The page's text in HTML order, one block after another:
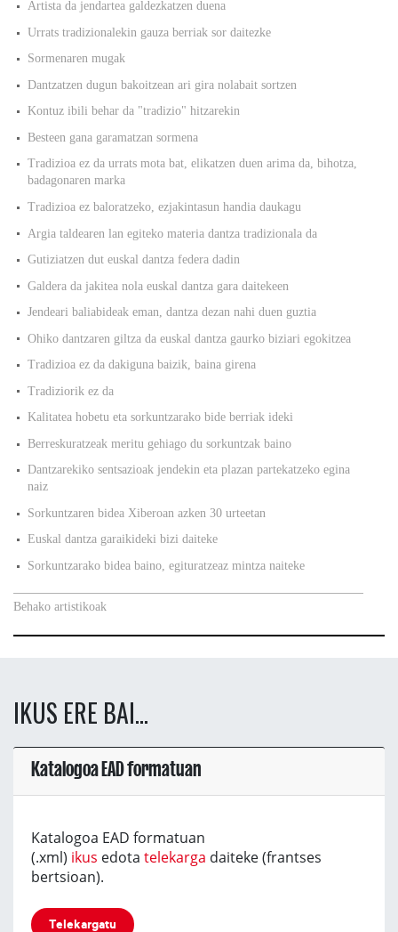
Artista da jendartea galdezkatzen duena
Urrats tradizionalekin gauza berriak sor daitezke
Sormenaren mugak
Dantzatzen dugun bakoitzean ari gira nolabait sortzen
Kontuz ibili behar da "tradizio" hitzarekin
Besteen gana garamatzan sormena
Tradizioa ez da urrats mota bat, elikatzen duen arima da, bihotza,
badagonaren marka
Tradizioa ez baloratzeko, ezjakintasun handia daukagu
Argia taldearen lan egiteko materia dantza tradizionala da
Gutiziatzen dut euskal dantza federa dadin
Galdera da jakitea nola euskal dantza gara daitekeen
Jendeari baliabideak eman, dantza dezan nahi duen guztia
Ohiko dantzaren giltza da euskal dantza gaurko biziari egokitzea
Tradizioa ez da dakiguna baizik, baina girena
Tradiziorik ez da
Kalitatea hobetu eta sorkuntzarako bide berriak ideki
Berreskuratzeak meritu gehiago du sorkuntzak baino
Dantzarekiko sentsazioak jendekin eta plazan partekatzeko egina
naiz
Sorkuntzaren bidea Xiberoan azken 30 urteetan
Euskal dantza garaikideki bizi daiteke
Sorkuntzarako bidea baino, egituratzeaz mintza naiteke
Behako artistikoak
IKUS ERE BAI...
Katalogoa EAD formatuan
Katalogoa EAD formatuan
(.xml) ikus edota telekarga daiteke (frantses
bertsioan).
Telekargatu